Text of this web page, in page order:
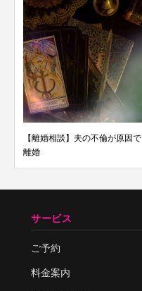
【離婚相談】夫の不倫が原因で
離婚
サービス
ご予約
料金案内